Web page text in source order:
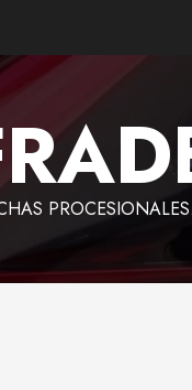
PROCESIONALES.